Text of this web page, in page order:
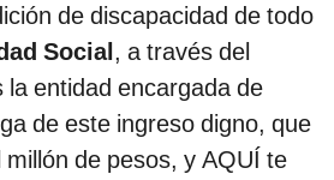
de discapacidad de todo
Social, a través del
la entidad encargada de
de este ingreso digno, que
de pesos, y AQUÍ te